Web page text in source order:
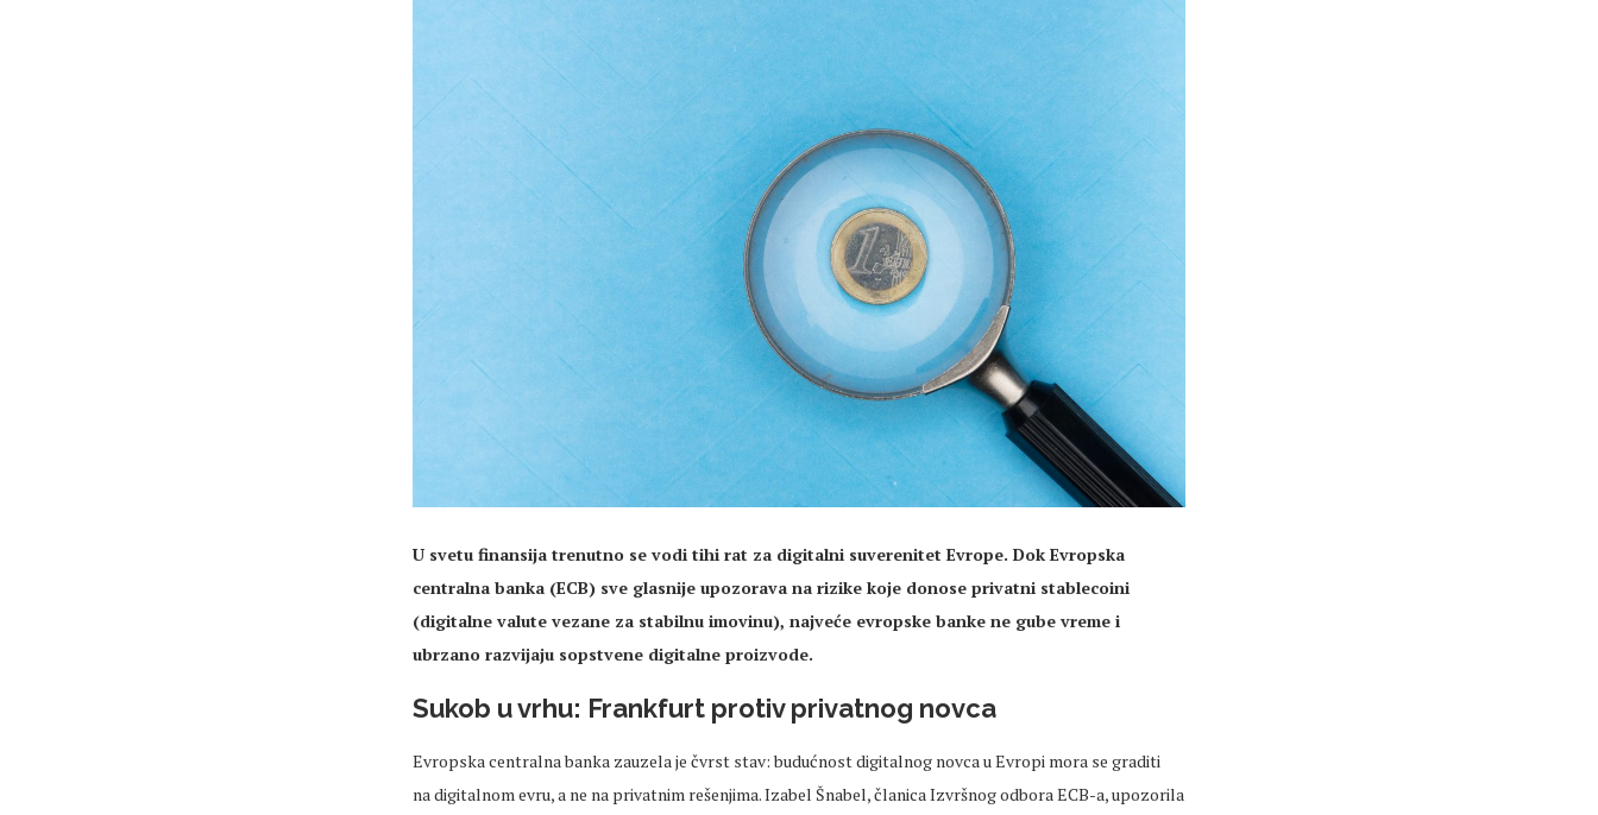
U svetu finansija trenutno se vodi tihi rat za digitalni suverenitet Evrope. Dok Evropska
centralna banka (ECB) sve glasnije upozorava na rizike koje donose privatni stablecoini
(digitalne valute vezane za stabilnu imovinu), najveće evropske banke ne gube vreme i
ubrzano razvijaju sopstvene digitalne proizvode.
Sukob u vrhu: Frankfurt protiv privatnog novca
Evropska centralna banka zauzela je čvrst stav: budućnost digitalnog novca u Evropi mora se graditi
na digitalnom evru, a ne na privatnim rešenjima. Izabel Šnabel, članica Izvršnog odbora ECB-a, upozorila